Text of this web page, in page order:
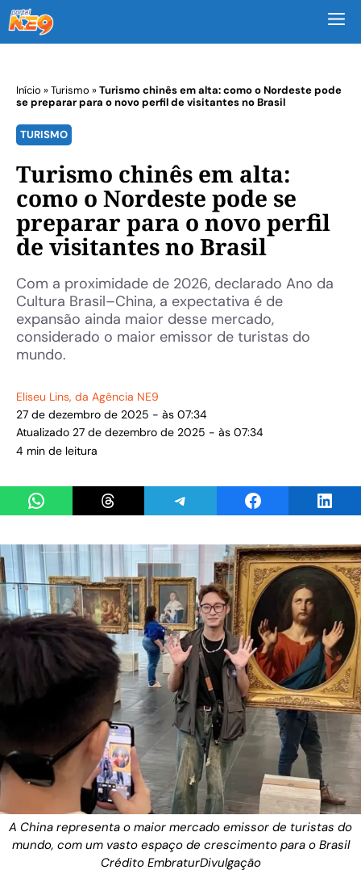
Início »Turismo »Turismo chinês em alta: como o Nordeste pode
se preparar para o novo perfil de visitantes no Brasil
TURISMO
Turismo chinês em alta:
como o Nordeste pode se
preparar para o novo perfil
de visitantes no Brasil
Com a proximidade de 2026, declarado Ano da
Cultura Brasil–China, a expectativa é de
expansão ainda maior desse mercado,
considerado o maior emissor de turistas do
mundo.
Eliseu Lins, da Agência NE9
27 de dezembro de 2025 - às 07:34
Atualizado 27 de dezembro de 2025 - às 07:34
4 min de leitura
Share on WhatsAppShare on ThreadsShare on TelegramShare on Facebook
A China representa o maior mercado emissor de turistas do
mundo, com um vasto espaço de crescimento para o Brasil
Crédito EmbraturDivulgação